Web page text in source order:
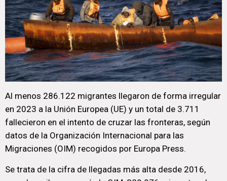
Al menos 286.122 migrantes llegaron de forma irregular
en 2023 a la Unión Europea (UE) y un total de 3.711
fallecieron en el intento de cruzar las fronteras, según
datos de la Organización Internacional para las
Migraciones (OIM) recogidos por Europa Press.
Se trata de la cifra de llegadas más alta desde 2016,